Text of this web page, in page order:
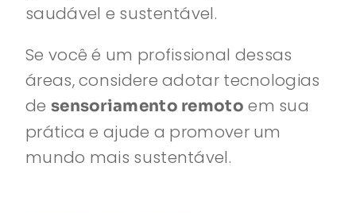
saudável e sustentável.
Se você é um profissional dessas
áreas, considere adotar tecnologias
de sensoriamento remoto em sua
prática e ajude a promover um
mundo mais sustentável.